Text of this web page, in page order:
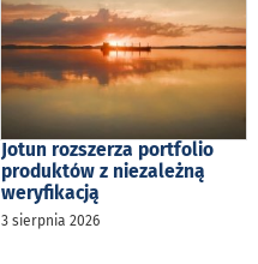
Jotun rozszerza portfolio
produktów z niezależną
weryfikacją
3 sierpnia 2026